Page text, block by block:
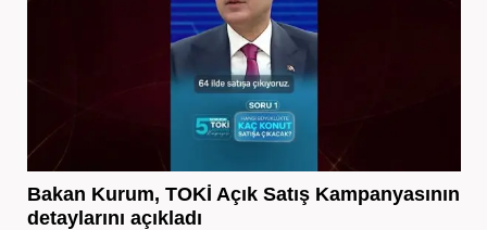
Bakan Kurum, TOKİ Açık Satış Kampanyasının
detaylarını açıkladı